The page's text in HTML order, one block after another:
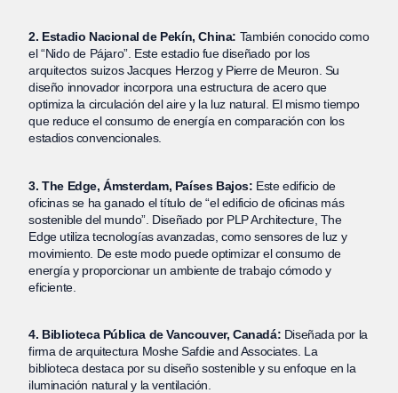
2. Estadio Nacional de Pekín, China: También conocido como
el “Nido de Pájaro”. Este estadio fue diseñado por los
arquitectos suizos Jacques Herzog y Pierre de Meuron. Su
diseño innovador incorpora una estructura de acero que
optimiza la circulación del aire y la luz natural. El mismo tiempo
que reduce el consumo de energía en comparación con los
estadios convencionales.
3. The Edge, Ámsterdam, Países Bajos: Este edificio de
oficinas se ha ganado el título de “el edificio de oficinas más
sostenible del mundo”. Diseñado por PLP Architecture, The
Edge utiliza tecnologías avanzadas, como sensores de luz y
movimiento. De este modo puede optimizar el consumo de
energía y proporcionar un ambiente de trabajo cómodo y
eficiente.
4. Biblioteca Pública de Vancouver, Canadá: Diseñada por la
firma de arquitectura Moshe Safdie and Associates. La
biblioteca destaca por su diseño sostenible y su enfoque en la
iluminación natural y la ventilación.